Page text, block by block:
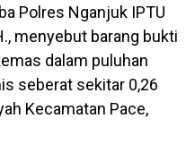
Polres Nganjuk IPTU
menyebut barang bukti
dalam puluhan
seberat sekitar 0,26
Kecamatan Pace,